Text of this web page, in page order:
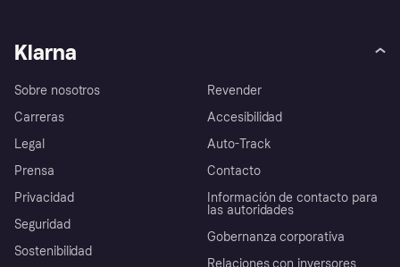
Klarna
Sobre nosotros
Carreras
Legal
Prensa
Privacidad
Seguridad
Sostenibilidad
Revender
Accesibilidad
Auto-Track
Contacto
Información de contacto para
las autoridades
Gobernanza corporativa